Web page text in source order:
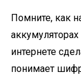
Помните, как
интернете
понимает